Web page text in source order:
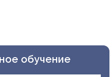
обучение